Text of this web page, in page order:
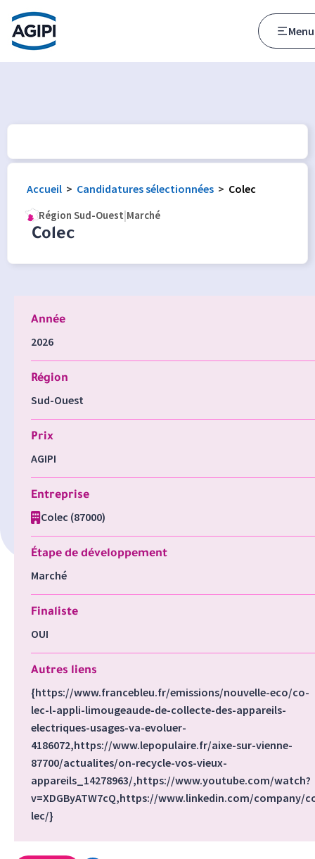
Accès au menu
Accès au contenu principal
Menu
Accueil > Candidatures sélectionnées > Colec
Région Sud-Ouest|Marché
Colec
Année
2026
Région
Sud-Ouest
Prix
AGIPI
Entreprise
Colec (87000)
Étape de développement
Marché
Finaliste
OUI
Autres liens
{https://www.francebleu.fr/emissions/nouvelle-eco/co-
lec-l-appli-limougeaude-de-collecte-des-appareils-
electriques-usages-va-evoluer-
4186072,https://www.lepopulaire.fr/aixe-sur-vienne-
87700/actualites/on-recycle-vos-vieux-
appareils_14278963/,https://www.youtube.com/watch?
v=XDGByATW7cQ,https://www.linkedin.com/company/
lec/}